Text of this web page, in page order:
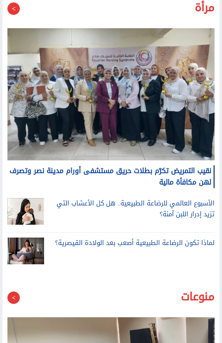
نقيب التمريض تكرّم بطلات حريق مستشفى أورام مدينة نصر وتصرف
لهن مكافأة مالية
الأسبوع العالمي للرضاعة الطبيعية.. هل كل الأعشاب التي
تزيد إدرار اللبن آمنة؟